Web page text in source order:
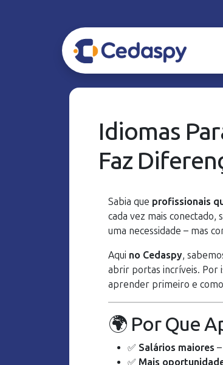
Idiomas
Faz
Sabia que profissionais
cada vez mais conectado,
uma necessidade – mas
Aqui no Cedaspy,
abrir portas incríveis. Por
aprender primeiro e
🌍 Por Que
✅ Salários maiores
✅ Mais